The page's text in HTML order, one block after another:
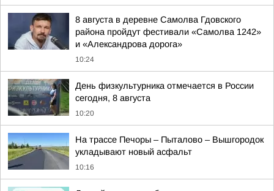
8 августа в деревне Самолва Гдовского
района пройдут фестивали «Самолва 1242»
и «Александрова дорога»
10:24
День физкультурника отмечается в России
сегодня, 8 августа
10:20
На трассе Печоры – Пыталово – Вышгородок
укладывают новый асфальт
10:16